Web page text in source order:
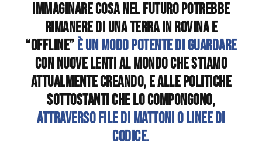
Immaginare cosa nel futuro potrebbe
rimanere di una Terra in rovina e
“offline”è un modo potente di guardare
con nuove lenti al mondo che stiamo
attualmente creando, e alle politiche
sottostanti che lo compongono,
attraverso file di mattoni o linee di
codice.